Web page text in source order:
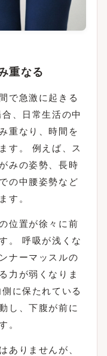
重なる
で急激に起きる
、日常生活の中
重なり、時間を
す。 例えば、ス
みの姿勢、長時
の中腰姿勢など
す。
位置が徐々に前
。 呼吸が浅くな
ナーマッスルの
力が弱くなりま
に保たれている
し、下腹が前に
。
ありませんが、